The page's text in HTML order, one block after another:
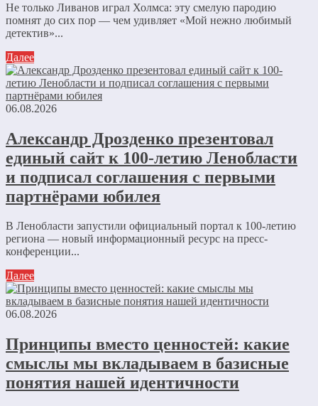
Не только Ливанов играл Холмса: эту смелую пародию
помнят до сих пор — чем удивляет «Мой нежно любимый
детектив»...
Далее
06.08.2026
Александр Дрозденко презентовал
единый сайт к 100-летию Ленобласти
и подписал соглашения с первыми
партнёрами юбилея
В Ленобласти запустили официальный портал к 100-летию
региона — новый информационный ресурс на пресс-
конференции...
Далее
06.08.2026
Принципы вместо ценностей: какие
смыслы мы вкладываем в базисные
понятия нашей идентичности